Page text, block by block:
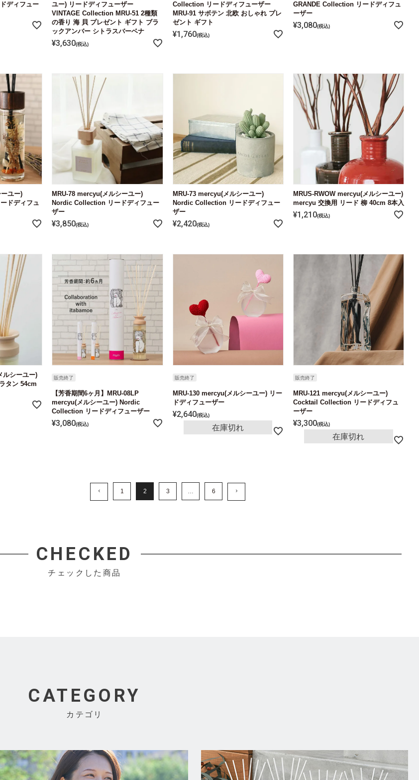
ディフュー
ユー) リードディフューザー
VINTAGE Collection MRU-51 2種類
の香り 海 貝 プレゼント ギフト ブラ
ックアンバー シトラスバーベナ
¥3,630 税込
Collection リードディフューザー
MRU-91 サボテン 北欧 おしゃれ プレ
ゼント ギフト
¥1,760 税込
GRANDE Collection リードディフュ
ーザー
¥3,080 税込
ユー)
ドディフュ
MRU-78 mercyu(メルシーユー)
Nordic Collection リードディフュー
ザー
¥3,850 税込
MRU-73 mercyu(メルシーユー)
Nordic Collection リードディフュー
ザー
¥2,420 税込
MRUS-RWOW mercyu(メルシーユー)
mercyu 交換用 リード 柳 40cm 8本入
¥1,210 税込
ルシーユー)
タン 54cm
販売終了
【芳香期間6ヶ月】MRU-08LP
mercyu(メルシーユー) Nordic
Collection リードディフューザー
¥3,080 税込
販売終了
MRU-130 mercyu(メルシーユー) リー
ドディフューザー
¥2,640 税込
在庫切れ
販売終了
MRU-121 mercyu(メルシーユー)
Cocktail Collection リードディフュ
ーザー
¥3,300 税込
在庫切れ
1 2 3 … 6
CHECKED
チェックした商品
CATEGORY
カテゴリ